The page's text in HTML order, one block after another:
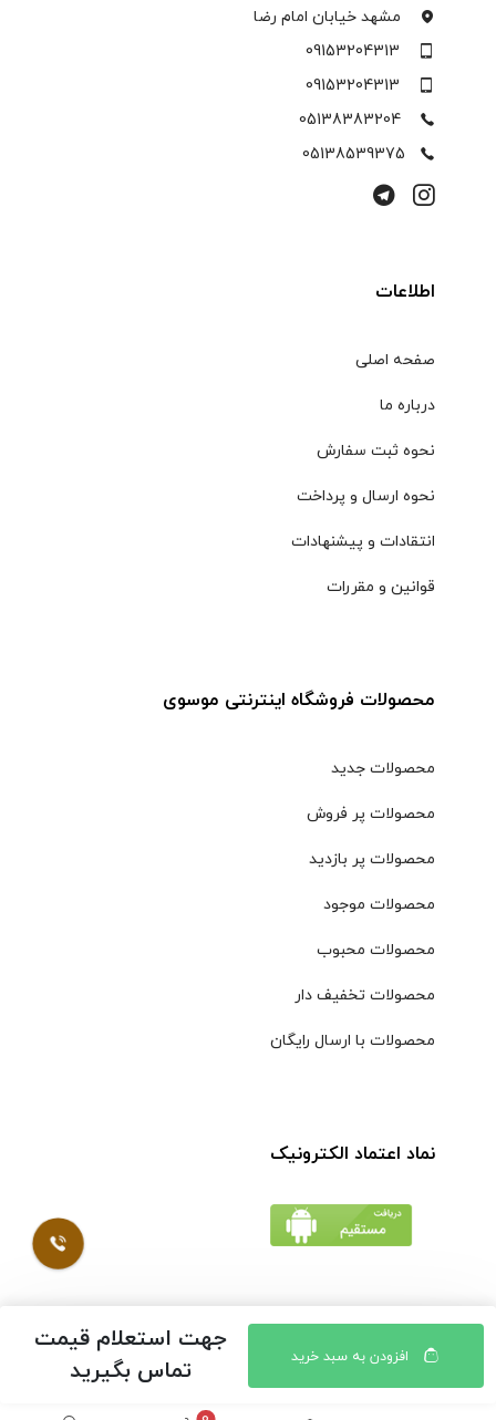
افزودن به سبد خرید
جهت استعلام قیمت
تماس بگیرید
مشهد خیابان امام رضا
09153204313
09153204313
05138383204
05138539375
اطلاعات
صفحه اصلی
درباره ما
نحوه ثبت سفارش
نحوه ارسال و پرداخت
انتقادات و پیشنهادات
قوانین و مقررات
محصولات فروشگاه اینترنتی موسوی
محصولات جدید
محصولات پر فروش
محصولات پر بازدید
محصولات موجود
محصولات محبوب
محصولات تخفیف دار
محصولات با ارسال رایگان
نماد اعتماد الکترونیک
© کلیه حقوق مادی و معنوی محتویات سایت فروشگاه اینترنتی
موسوی محفوظ است |
طراحی شده توسط ایلیاسیستم